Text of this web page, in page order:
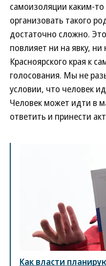
самоизоляции каким-
организовать такого
достаточно сложно.
повлияет ни на явку,
Красноярского края к
голосования. Мы не
условии, что человек
Человек может идти в
ответить и принести
Как власти